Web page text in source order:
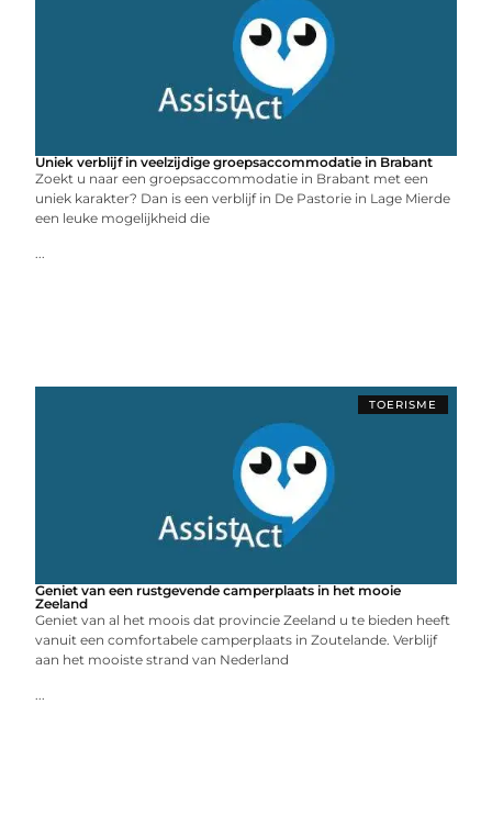
Uniek verblijf in veelzijdige groepsaccommodatie in Brabant
Zoekt u naar een groepsaccommodatie in Brabant met een
uniek karakter? Dan is een verblijf in De Pastorie in Lage Mierde
een leuke mogelijkheid die
...
TOERISME
Geniet van een rustgevende camperplaats in het mooie
Zeeland
Geniet van al het moois dat provincie Zeeland u te bieden heeft
vanuit een comfortabele camperplaats in Zoutelande. Verblijf
aan het mooiste strand van Nederland
...